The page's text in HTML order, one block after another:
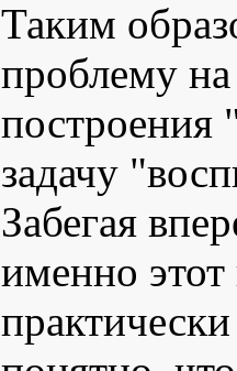
Таким
проблему на
построения
задачу
Забегая
именно